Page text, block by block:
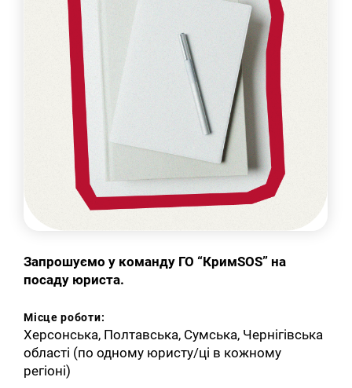
Запрошуємо у команду ГО “КримSOS” на
посаду юриста.
Місце роботи:
Херсонська, Полтавська, Сумська, Чернігівська
області (по одному юристу/ці в кожному
регіоні)